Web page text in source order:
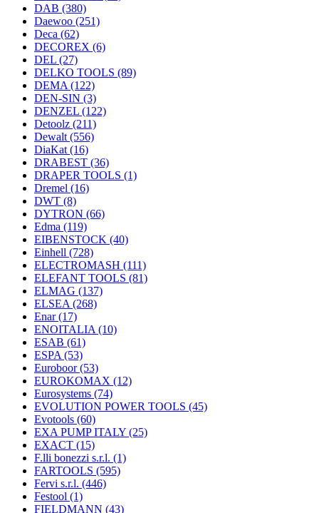
DAB (380)
Daewoo (251)
Deca (62)
DECOREX (6)
DEL (27)
DELKO TOOLS (89)
DEMA (122)
DEN-SIN (3)
DENZEL (122)
Detoolz (211)
Dewalt (556)
DiaKat (16)
DRABEST (36)
DRAPER TOOLS (1)
Dremel (16)
DWT (8)
DYTRON (66)
Edma (119)
EIBENSTOCK (40)
Einhell (728)
ELECTROMASH (111)
ELEFANT TOOLS (81)
ELMAG (137)
ELSEA (268)
Enar(17)
ENOITALIA (10)
ESAB (61)
ESPA (53)
Euroboor(53)
EUROKOMAX (12)
Eurosystems (74)
EVOLUTION POWER TOOLS (45)
Evotools (60)
EXA PUMP ITALY (25)
EXACT (15)
F.lli bonezzi s.r.l. (1)
FARTOOLS (595)
Fervi s.r.l. (446)
Festool (1)
FIELDMANN (43)